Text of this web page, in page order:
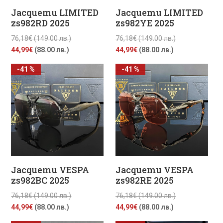
Jacquemu LIMITED
zs982RD 2025
76,18€(149.00 лв.)Original
(149.00
лв.).
44,99€ (88.00 лв.)
44,99€
(88.00
лв.).
Jacquemu LIMITED
zs982YE 2025
76,18€(149.00 лв.)Original
(149.00
лв.).
44,99€ (88.00 лв.)
44,99€
(88.00
лв.).
Jacquemu VESPA
zs982BC 2025
76,18€(149.00 лв.)Original
44,99€ (88.00 лв.)
-41 %
Jacquemu VESPA
zs982RE 2025
76,18€(149.00 лв.)Original
44,99€ (88.00 лв.)
-41 %